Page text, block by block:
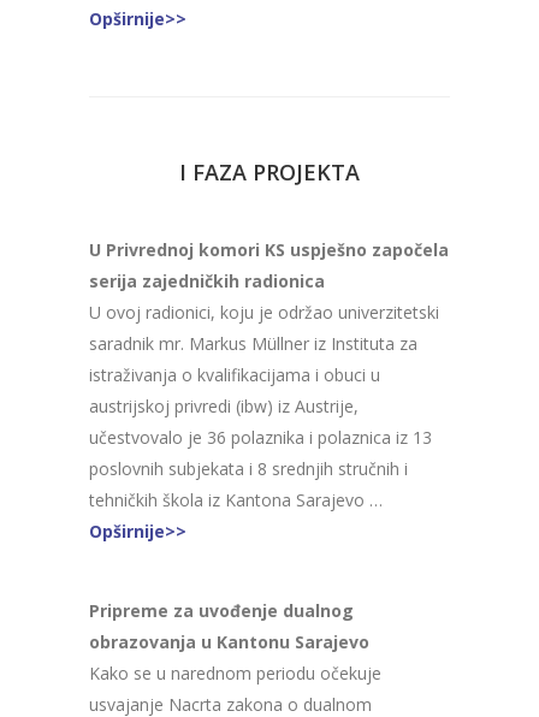
Opširnije>>
I FAZA PROJEKTA
U Privrednoj komori KS uspješno započela
serija zajedničkih radionica
U ovoj radionici, koju je održao univerzitetski
saradnik mr. Markus Müllner iz Instituta za
istraživanja o kvalifikacijama i obuci u
austrijskoj privredi (ibw) iz Austrije,
učestvovalo je 36 polaznika i polaznica iz 13
poslovnih subjekata i 8 srednjih stručnih i
tehničkih škola iz Kantona Sarajevo …
Opširnije>>
Pripreme za uvođenje dualnog
obrazovanja u Kantonu Sarajevo
Kako se u narednom periodu očekuje
usvajanje Nacrta zakona o dualnom